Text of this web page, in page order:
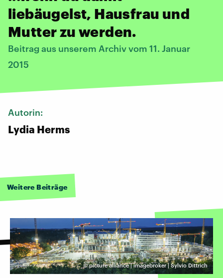
liebäugelst, Hausfrau und
Mutter zu werden.
Beitrag aus unserem Archiv vom 11. Januar
2015
Autorin:
Lydia Herms
Weitere Beiträge
©picture alliance | imagebroker | Sylvio Dittrich